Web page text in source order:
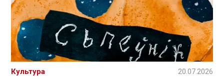
Культура 20.07.2026